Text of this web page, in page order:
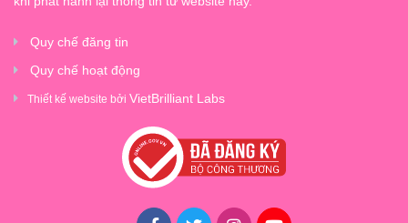
Quy chế đăng tin
Quy chế hoạt động
Thiết kế website bởi VietBrilliant Labs